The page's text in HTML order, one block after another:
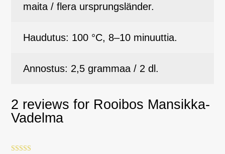
maita / flera ursprungsländer.
Haudutus: 100 °C, 8–10 minuuttia.
Annostus: 2,5 grammaa / 2 dl.
2 reviews for Rooibos Mansikka-
Vadelma